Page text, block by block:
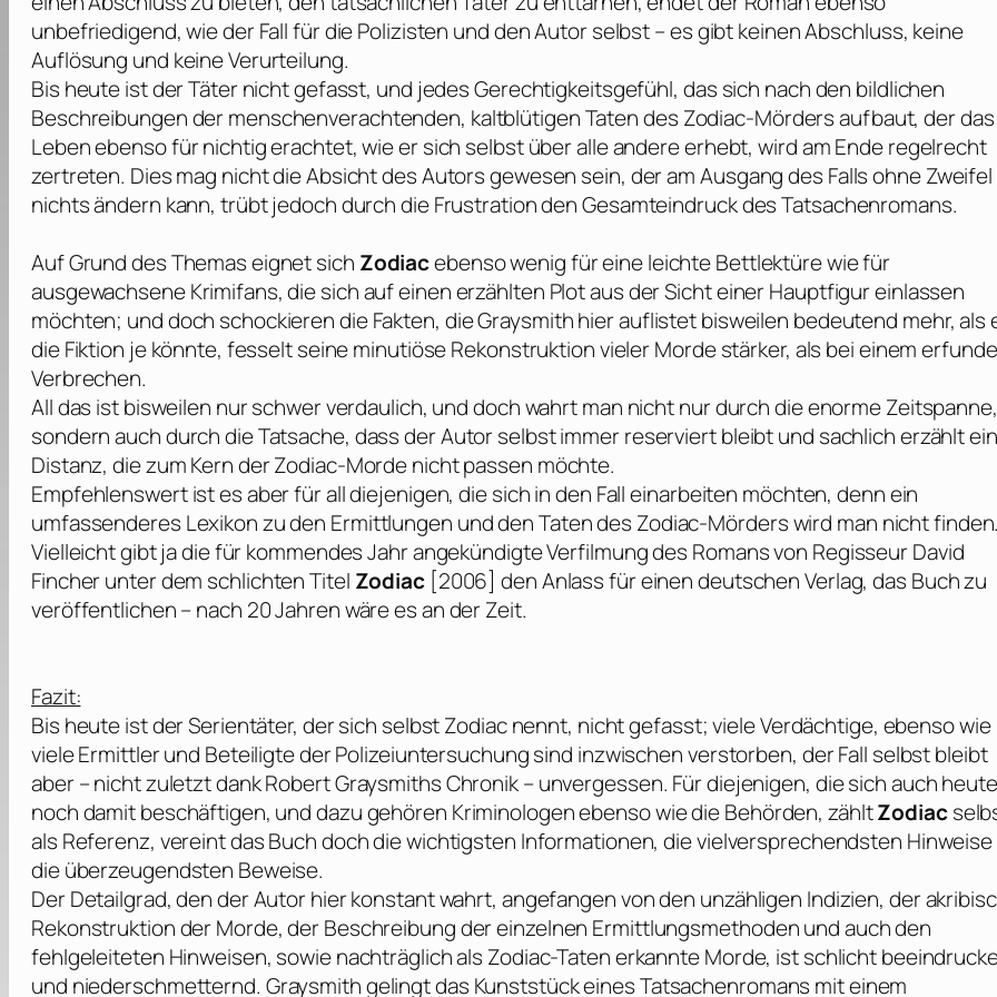
unbefriedigend, wie der Fall für die Polizisten und den Autor selbst – es gibt keinen Abschluss, keine
Auflösung und keine Verurteilung.
Bis heute ist der Täter nicht gefasst, und jedes Gerechtigkeitsgefühl, das sich nach den bildlichen
Beschreibungen der menschenverachtenden, kaltblütigen Taten des Zodiac-Mörders aufbaut, der das
Leben ebenso für nichtig erachtet, wie er sich selbst über alle andere erhebt, wird am Ende regelrecht
zertreten. Dies mag nicht die Absicht des Autors gewesen sein, der am Ausgang des Falls ohne Zweifel
nichts ändern kann, trübt jedoch durch die Frustration den Gesamteindruck des Tatsachenromans.
Auf Grund des Themas eignet sich Zodiacebenso wenig für eine leichte Bettlektüre wie für
ausgewachsene Krimifans, die sich auf einen erzählten Plot aus der Sicht einer Hauptfigur einlassen
möchten; und doch schockieren die Fakten, dieGraysmithhier auflistet bisweilen bedeutend mehr, als
die Fiktion je könnte, fesselt seine minutiöse Rekonstruktion vieler Morde stärker, als bei einem
Verbrechen.
All das ist bisweilen nur schwer verdaulich, und doch wahrt man nicht nur durch die enorme Zeitspanne,
sondern auch durch die Tatsache, dass der Autor selbst immer reserviert bleibt und sachlich erzählt
Distanz, die zum Kern der Zodiac-Morde nicht passen möchte.
Empfehlenswert ist es aber für all diejenigen, die sich in den Fall einarbeiten möchten, denn ein
umfassenderes Lexikon zu den Ermittlungen und den Taten des Zodiac-Mörders wird man nicht finden.
Vielleicht gibt ja die für kommendes Jahr angekündigte Verfilmung des Romans von RegisseurDavid
Fincherunter dem schlichten Titel Zodiac[2006] den Anlass für einen deutschen Verlag, das Buch zu
veröffentlichen – nach 20 Jahren wäre es an der Zeit.
Fazit:
Bis heute ist der Serientäter, der sich selbst Zodiac nennt, nicht gefasst; viele Verdächtige, ebenso wie
viele Ermittler und Beteiligte der Polizeiuntersuchung sind inzwischen verstorben, der Fall selbst bleibt
aber – nicht zuletzt dankRobert GraysmithsChronik – unvergessen. Für diejenigen, die sich auch heute
noch damit beschäftigen, und dazu gehören Kriminologen ebenso wie die Behörden, zähltZodiac
als Referenz, vereint das Buch doch die wichtigsten Informationen, die vielversprechendsten
die überzeugendsten Beweise.
Der Detailgrad, den der Autor hier konstant wahrt, angefangen von den unzähligen Indizien, der
Rekonstruktion der Morde, der Beschreibung der einzelnen Ermittlungsmethoden und auch den
fehlgeleiteten Hinweisen, sowie nachträglich als Zodiac-Taten erkannte Morde, ist schlicht
und niederschmetternd. Graysmithgelingt das Kunststück eines Tatsachenromans mit einem